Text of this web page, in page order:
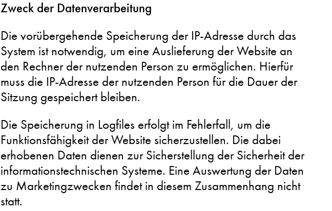
Zweck der Datenverarbeitung
Die vorübergehende Speicherung der IP-Adresse durch das
System ist notwendig, um eine Auslieferung der Website an
den Rechner der nutzenden Person zu ermöglichen. Hierfür
muss die IP-Adresse der nutzenden Person für die Dauer der
Sitzung gespeichert bleiben.
Die Speicherung in Logfiles erfolgt im Fehlerfall, um die
Funktionsfähigkeit der Website sicherzustellen. Die dabei
erhobenen Daten dienen zur Sicherstellung der Sicherheit der
informationstechnischen Systeme. Eine Auswertung der Daten
zu Marketingzwecken findet in diesem Zusammenhang nicht
statt.